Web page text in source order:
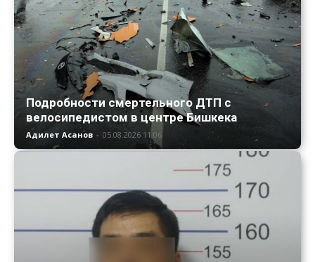
Подробности смертельного ДТП с
велосипедистом в центре Бишкека
Адилет Асанов - 05.08.2026 11:06